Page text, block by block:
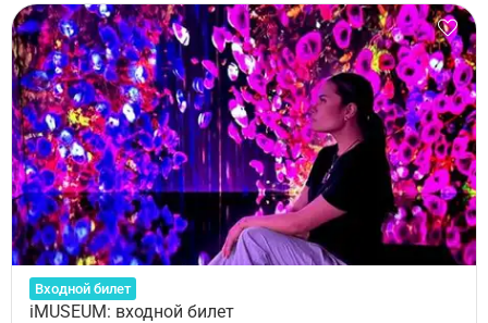
Входной билет
iMUSEUM: входной билет